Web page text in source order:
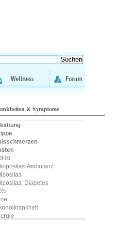
& Symptome
Ambulanz
Diabetes